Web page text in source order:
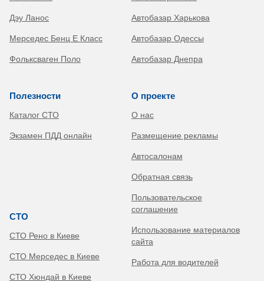
Дэу Ланос
Мерседес Бенц Е Класс
Фольксваген Поло
Автобазар Харькова
Автобазар Одессы
Автобазар Днепра
Полезности
Каталог СТО
Экзамен ПДД онлайн
СТО
СТО Рено в Киеве
СТО Мерседес в Киеве
СТО Хюндай в Киеве
О проекте
О нас
Размещение рекламы
Автосалонам
Обратная связь
Пользовательское
соглашение
Использование материалов
сайта
Работа для водителей